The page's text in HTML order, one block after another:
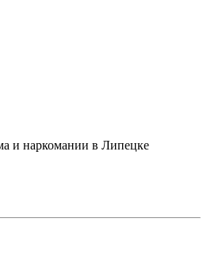
и наркомании в Липецке